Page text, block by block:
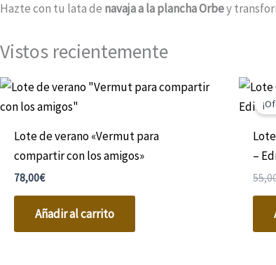
Hazte con tu lata de navaja a la plancha Orbey
Vistos recientemente
Lote de verano «Vermut para
compartir con los amigos»
78,00€
Añadir al carrito
–